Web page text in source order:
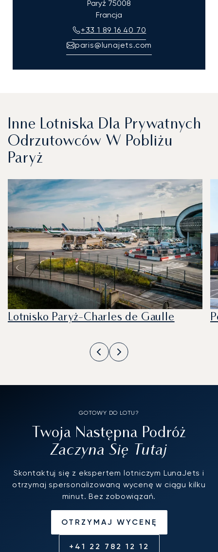
Paryż 75008
Francja
+33 1 89 16 40 70
paris@lunajets.com
Inne Lotniska Dla Prywatnych
Odrzutowców W Pobliżu
Paryż
Lotnisko Paryż-Charles de Gaulle
GOTOWY DO LOTU?
Twoja Następna Podróż
Zaczyna Się Tutaj
Skontaktuj się z ekspertem lotniczym LunaJets i
otrzymaj spersonalizowaną wycenę w ciągu kilku
minut. Bez zobowiązań.
OTRZYMAJ WYCENĘ
+41 22 782 12 12